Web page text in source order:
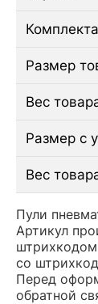
Размер
Вес
Размер с
Вес
Пули
Артикул
со
Перед
обратной